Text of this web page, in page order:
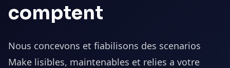
comptent
Nous concevons et fiabilisons des scenarios
Make lisibles, maintenables et relies a votre